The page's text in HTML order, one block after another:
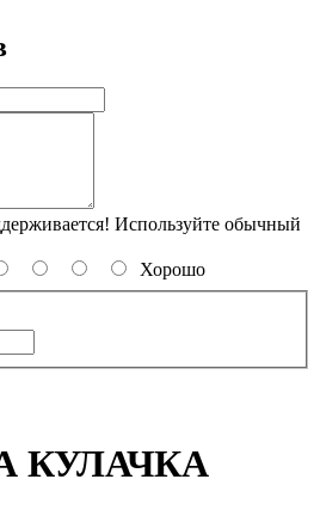
Используйте обычный
Хорошо
КУЛАЧКА